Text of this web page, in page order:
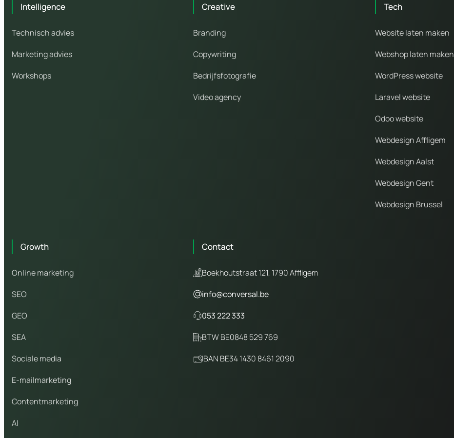
Intelligence
Technisch advies
Marketing advies
Workshops
Creative
Branding
Copywriting
Bedrijfsfotografie
Video agency
Tech
Website laten maken
Webshop laten maken
WordPress website
Laravel website
Odoo website
Webdesign Affligem
Webdesign Aalst
Webdesign Gent
Webdesign Brussel
Growth
Online marketing
SEO
GEO
SEA
Sociale media
E-mailmarketing
Contentmarketing
AI
Contact
Boekhoutstraat 121, 1790 Affligem
info@conversal.be
053 222 333
BTW BE0848 529 769
IBAN BE34 1430 8461 2090